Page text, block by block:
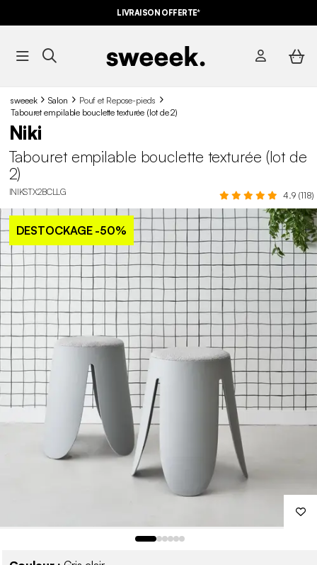
LIVRAISON OFFERTE*
sweeek Salon
Pouf et Repose-pieds
Tabouret empilable bouclette texturée (lot de 2)
Niki
Tabouret empilable bouclette texturée (lot de
2)
INIKSTX2BCLLG 4.9 (118)
DESTOCKAGE-50%